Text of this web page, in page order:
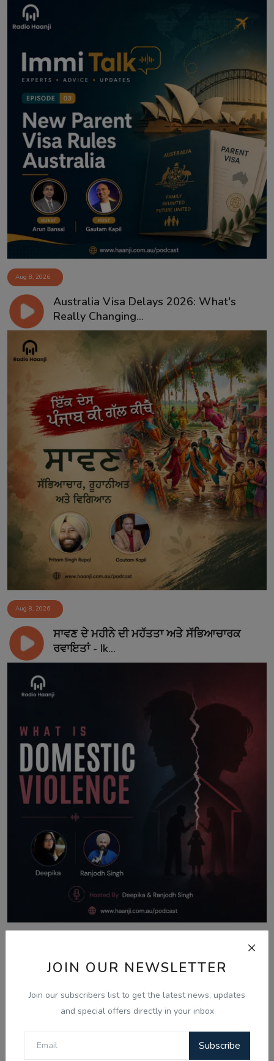
JOIN OUR NEWSLETTER
Join our subscribers list to get the latest news, updates
and special offers directly in your inbox
Subscribe
Aug 8, 2026
Australia Visa Delays 2026: What's
Really Changing...
Aug 8, 2026
ਸਾਵਣ ਦੇ ਮਹੀਨੇ ਦੀ ਮਹੱਤਤਾ ਅਤੇ ਸੱਭਿਆਚਾਰਕ
ਰਵਾਇਤਾਂ - Ik...
What Is Domestic Violence? Identifying